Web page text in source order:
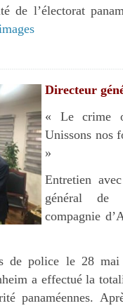
de l’électorat
Directeur
« Le crime
Unissons nos
»
Entretien
général de
compagnie
de police le 28
a effectué la
panaméennes.